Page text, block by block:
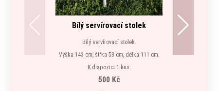
Bílý servírovací stolek
Bílý servírovací stolek.
Výška 143 cm, šířka 53 cm, délka 111 cm.
K dispozici 1 kus.
500 Kč